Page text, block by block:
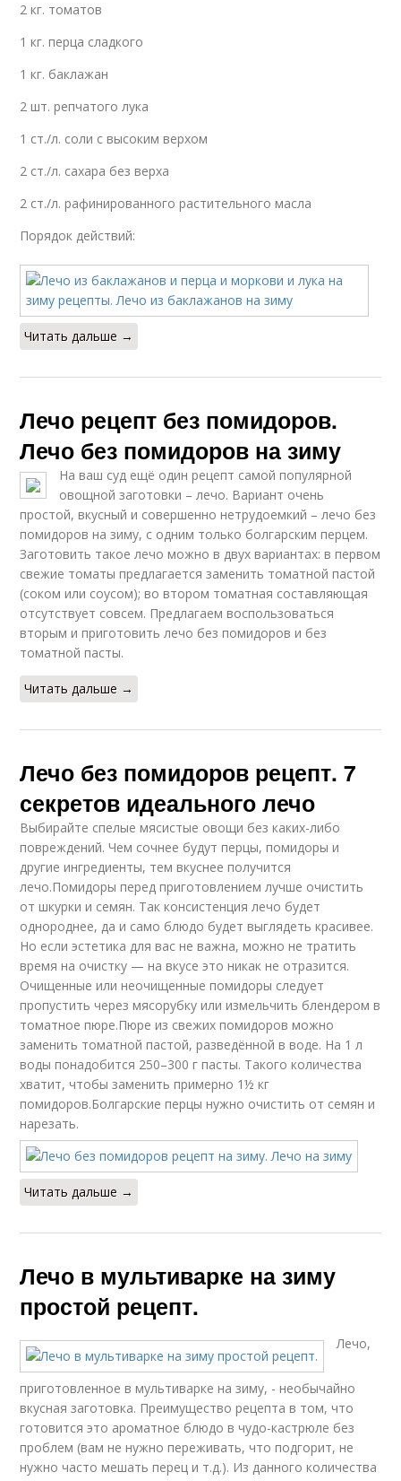
2 кг. томатов
1 кг. перца сладкого
1 кг. баклажан
2 шт. репчатого лука
1 ст./л. соли с высоким верхом
2 ст./л. сахара без верха
2 ст./л. рафинированного растительного масла
Порядок действий:
Читать дальше →
Лечо рецепт без помидоров.
Лечо без помидоров на зиму
На ваш суд ещё один рецепт самой популярной
овощной заготовки – лечо. Вариант очень
простой, вкусный и совершенно нетрудоемкий – лечо без
помидоров на зиму, с одним только болгарским перцем.
Заготовить такое лечо можно в двух вариантах: в первом
свежие томаты предлагается заменить томатной пастой
(соком или соусом); во втором томатная составляющая
отсутствует совсем. Предлагаем воспользоваться
вторым и приготовить лечо без помидоров и без
томатной пасты.
Читать дальше →
Лечо без помидоров рецепт. 7
секретов идеального лечо
Выбирайте спелые мясистые овощи без каких-либо
повреждений. Чем сочнее будут перцы, помидоры и
другие ингредиенты, тем вкуснее получится
лечо.Помидоры перед приготовлением лучше очистить
от шкурки и семян. Так консистенция лечо будет
однороднее, да и само блюдо будет выглядеть красивее.
Но если эстетика для вас не важна, можно не тратить
время на очистку — на вкусе это никак не отразится.
Очищенные или неочищенные помидоры следует
пропустить через мясорубку или измельчить блендером в
томатное пюре.Пюре из свежих помидоров можно
заменить томатной пастой, разведённой в воде. На 1 л
воды понадобится 250–300 г пасты. Такого количества
хватит, чтобы заменить примерно 1½ кг
помидоров.Болгарские перцы нужно очистить от семян и
нарезать.
Читать дальше →
Лечо в мультиварке на зиму
простой рецепт.
Лечо,
приготовленное в мультиварке на зиму, - необычайно
вкусная заготовка. Преимущество рецепта в том, что
готовится это ароматное блюдо в чудо-кастрюле без
проблем (вам не нужно переживать, что подгорит, не
нужно часто мешать перец и т.д.). Из данного количества